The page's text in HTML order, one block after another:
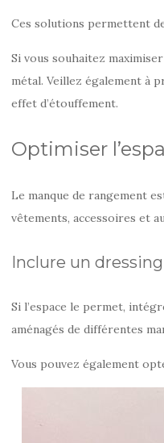
Ces solutions permettent
Si vous souhaitez
métal. Veillez également à
effet d’étouffement.
Optimiser
Le manque de rangement
vêtements, accessoires et
Inclure un
Si l’espace le permet,
aménagés de différentes
Vous pouvez également